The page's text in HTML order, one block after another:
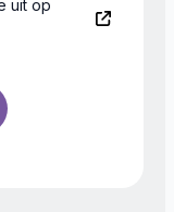
uit op